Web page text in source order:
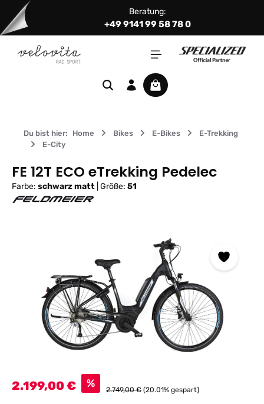
Zum Hauptinhalt springen Beratung:
+49 9141 99 58 78 0
Warenkorb enthält 0
Du bist hier: Home Bikes E-Bikes
E-Trekking
E-City
FE 12T ECO eTrekking Pedelec
Farbe: schwarz matt Größe: 51
Verkaufspreis:
2.199,00 € % Regulärer Preis:
2.749,00 € (20.01% gespart)